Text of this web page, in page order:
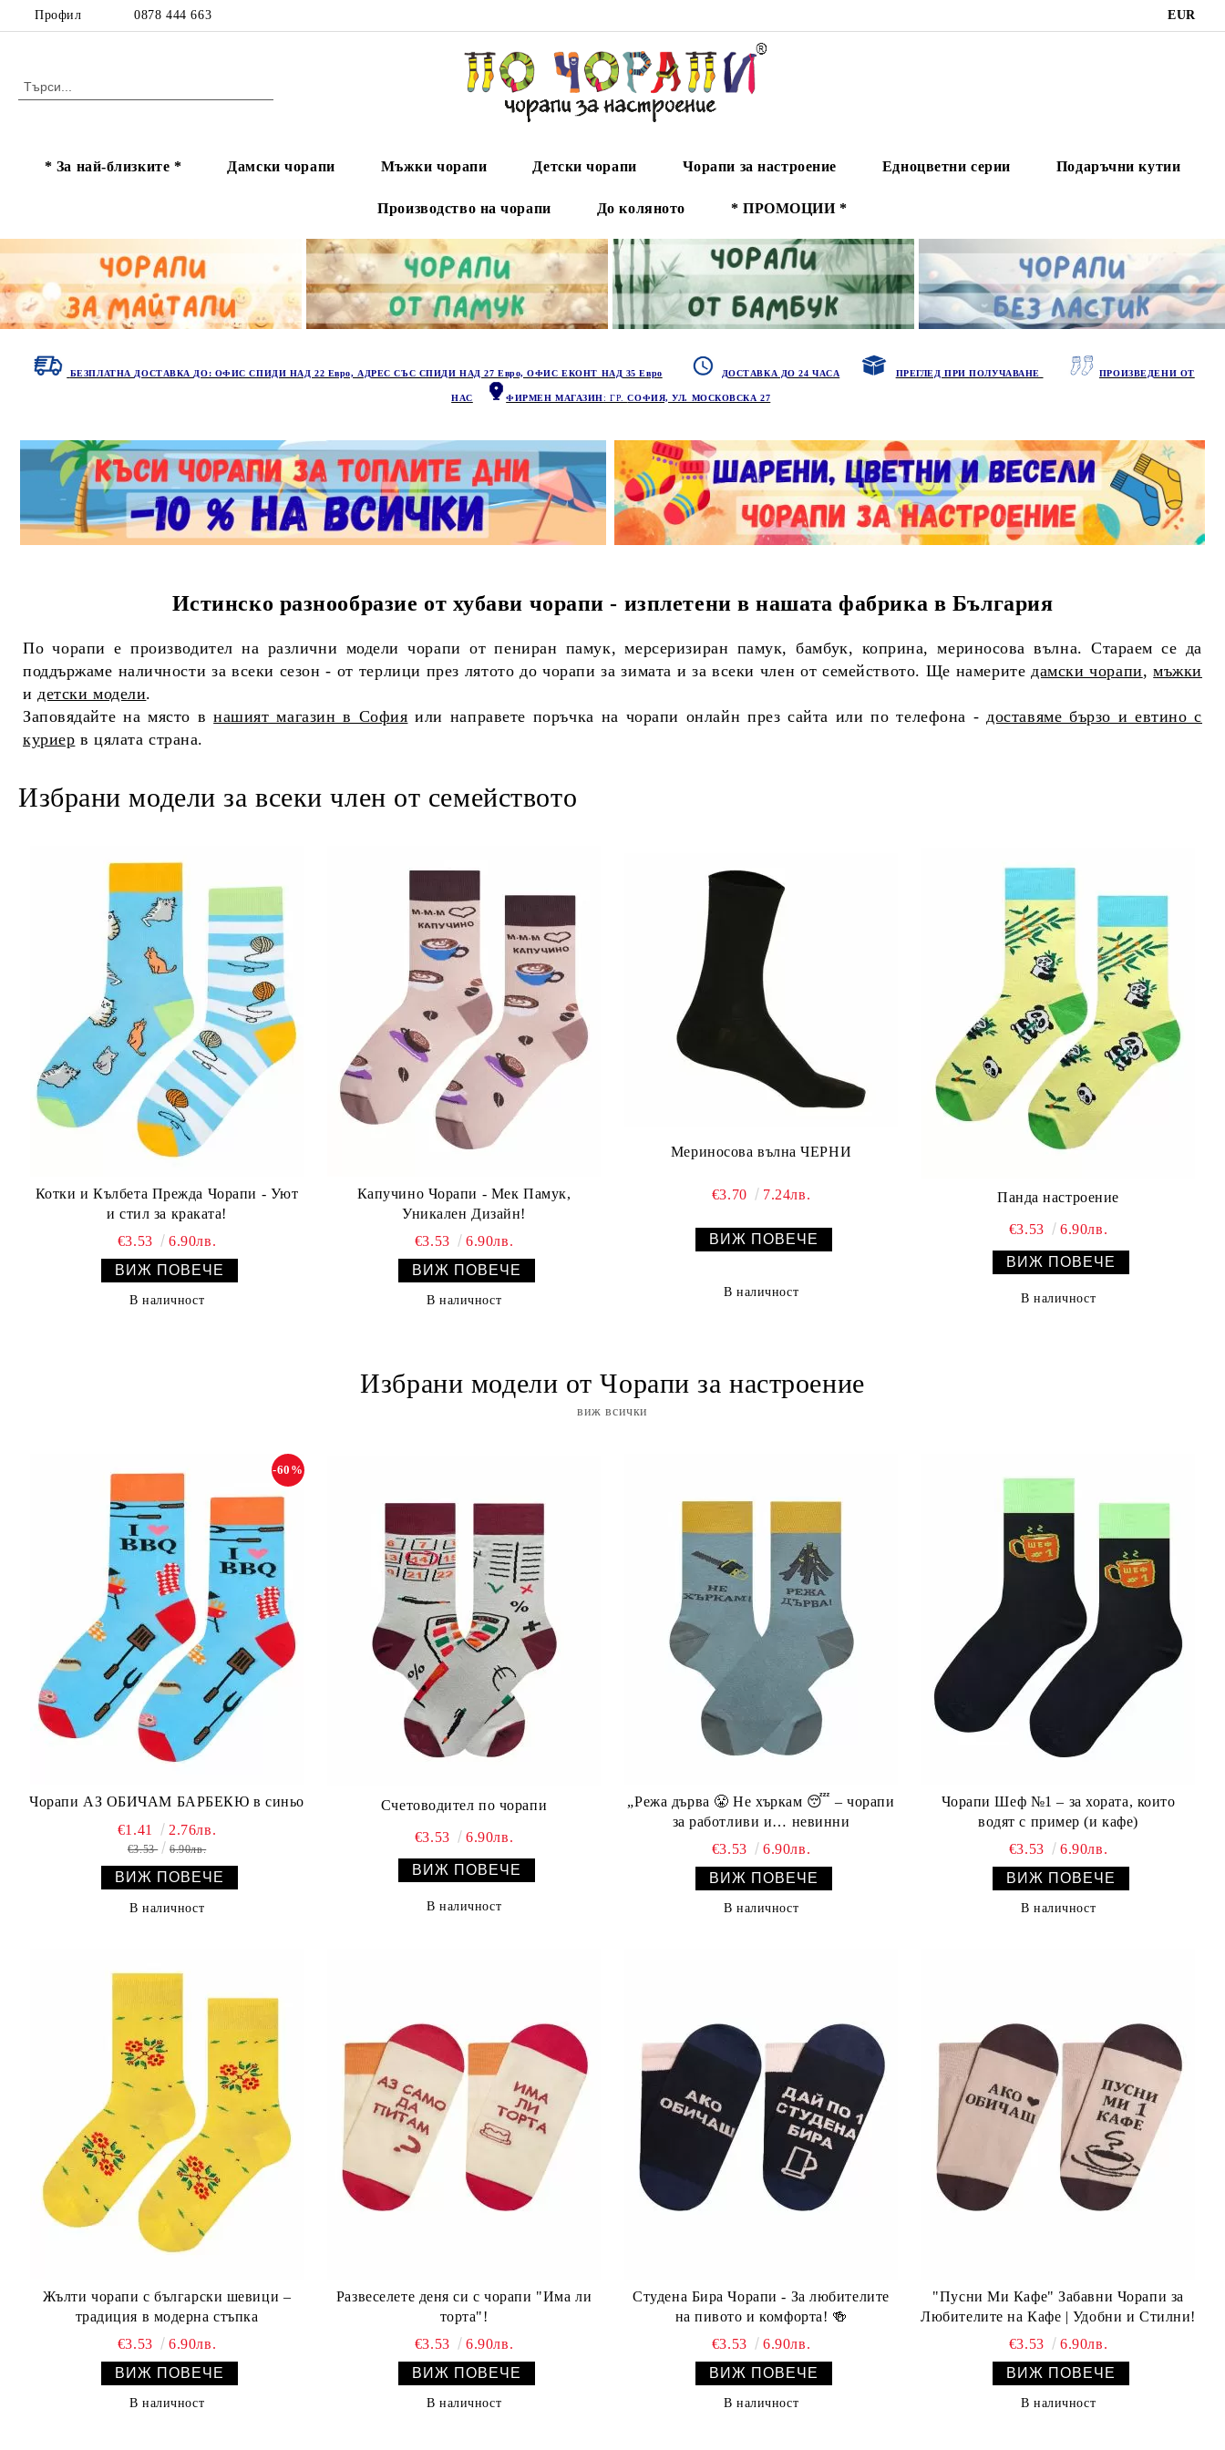
Профил 0878 444 663 EUR
* За най-близките * Дамски чорапи Мъжки чорапи Детски чорапи Чорапи за настроение Едноцветни серии Подаръчни кутии
Производство на чорапи До коляното * ПРОМОЦИИ *
БЕЗПЛАТНА ДОСТАВКА ДО: ОФИС СПИДИ НАД 22 Евро, АДРЕС СЪС СПИДИ НАД 27 Евро, ОФИС ЕКОНТ НАД 35 Евро ДОСТАВКА ДО 24 ЧАСА ПРЕГЛЕД ПРИ ПОЛУЧАВАНЕ ПРОИЗВЕДЕНИ ОТ
НАС ФИРМЕН МАГАЗИН: ГР.СОФИЯ, УЛ. МОСКОВСКА 27
Истинско разнообразие от хубави чорапи - изплетени в нашата фабрика в България
По чорапи е производител на различни модели чорапи от пениран памук, мерсеризиран памук, бамбук, коприна, мериносова вълна. Стараем се да
поддържаме наличности за всеки сезон - от терлици през лятото до чорапи за зимата и за всеки член от семейството. Ще намерите дамски чорапи,мъжки
и детски модели.
Заповядайте на място внашият магазин в София или направете поръчка на чорапи онлайн през сайта или по телефона - доставяме бързо и евтино с
куриер в цялата страна.
Избрани модели за всеки член от семейството
Котки и Кълбета Прежда Чорапи - Уют
и стил за краката!
€3.53
6.90лв.
ВИЖ ПОВЕЧЕ
В наличност
Капучино Чорапи - Мек Памук,
Уникален Дизайн!
€3.53
6.90лв.
ВИЖ ПОВЕЧЕ
В наличност
Мериносова вълна ЧЕРНИ
€3.70 7.24лв.
ВИЖ ПОВЕЧЕ
В наличност
Панда настроение
€3.53 6.90лв.
ВИЖ ПОВЕЧЕ
В наличност
Избрани модели от Чорапи за настроение
виж всички
Чорапи АЗ ОБИЧАМ БАРБЕКЮ в синьо
-60%
€1.41 2.76лв.
€3.53 6.90лв.
ВИЖ ПОВЕЧЕ
В наличност
Счетоводител по чорапи
€3.53 6.90лв.
ВИЖ ПОВЕЧЕ
В наличност
„Режа дърва 😤 Не хъркам 😴 – чорапи
за работливи и… невинни
€3.53
6.90лв.
ВИЖ ПОВЕЧЕ
В наличност
Чорапи Шеф №1 – за хората, които
водят с пример (и кафе)
€3.53
6.90лв.
ВИЖ ПОВЕЧЕ
В наличност
Жълти чорапи с български шевици –
традиция в модерна стъпка
€3.53
6.90лв.
ВИЖ ПОВЕЧЕ
В наличност
Развеселете деня си с чорапи "Има ли
торта"!
€3.53
6.90лв.
ВИЖ ПОВЕЧЕ
В наличност
Студена Бира Чорапи - За любителите
на пивото и комфорта! 🍻
€3.53
6.90лв.
ВИЖ ПОВЕЧЕ
В наличност
"Пусни Ми Кафе" Забавни Чорапи за
Любителите на Кафе | Удобни и Стилни!
€3.53
6.90лв.
ВИЖ ПОВЕЧЕ
В наличност